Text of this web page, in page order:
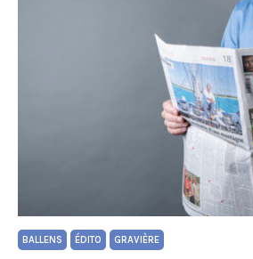
BALLENS ÉDITO GRAVIÈRE